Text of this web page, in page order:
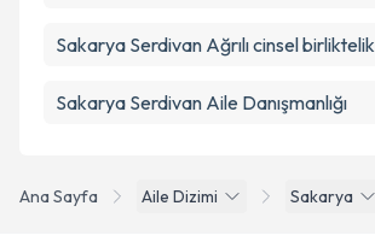
Ana Sayfa Aile Dizimi Sakarya
Sakarya Serdivan Ağrılı cinsel birliktelik
Sakarya Serdivan Aile Danışmanlığı